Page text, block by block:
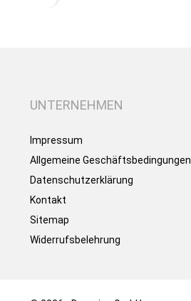
UNTERNEHMEN
Impressum
Allgemeine Geschäftsbedingungen
Datenschutzerklärung
Kontakt
Sitemap
Widerrufsbelehrung